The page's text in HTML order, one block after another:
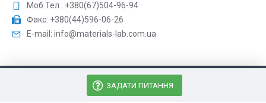
ЗАДАТИ ПИТАННЯ
Моб.Тел.: +380(67)504-96-94
Факс: +380(44)596-06-26
E-mail: info@materials-lab.com.ua
Матіріалз Лаб - Аналітичне обладнання © 2026, Всі права
захищені